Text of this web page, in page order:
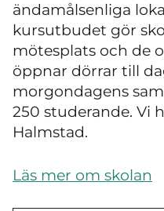
ändamålsenliga
kursutbudet gör
mötesplats och de
öppnar dörrar till
morgondagens
250 studerande. Vi
Halmstad.
Läs mer om skolan